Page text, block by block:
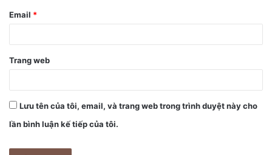
“Thấy nhiều người dùng iPhone 11 kêu nóng máy, pin tụt
“Mình không thấy máy bị nóng lên, nhưng messenger gặp
“Chắc gặp vấn đề gì rồi, chứ không sao Apple lại khóa sign.
Email *
Trang web
Lưu tên của tôi, email, và trang web trong trình duyệt này cho
lần bình luận kế tiếp của tôi.